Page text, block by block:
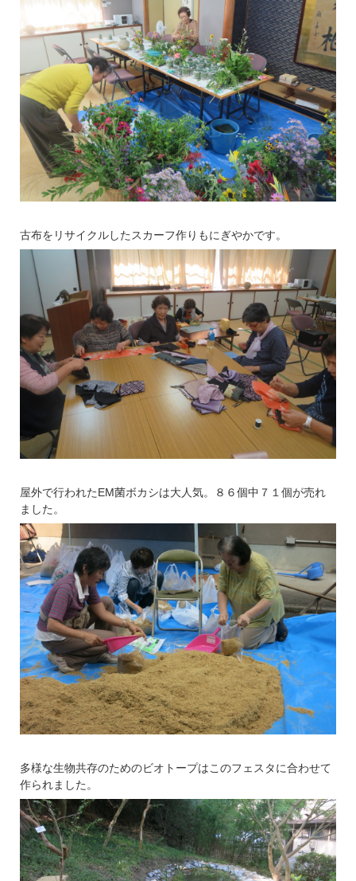
古布をリサイクルしたスカーフ作りもにぎやかです。
屋外で行われたEM菌ボカシは大人気。８６個中７１個が売れ
ました。
多様な生物共存のためのビオトープはこのフェスタに合わせて
作られました。